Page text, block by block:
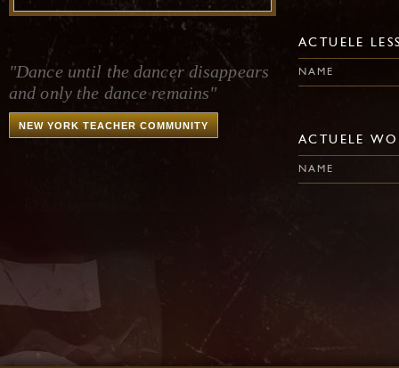
"Dance until the dancer disappears
and only the dance remains"
NEW YORK TEACHER COMMUNITY
ACTUELE
NAME
ACTUELE
NAME